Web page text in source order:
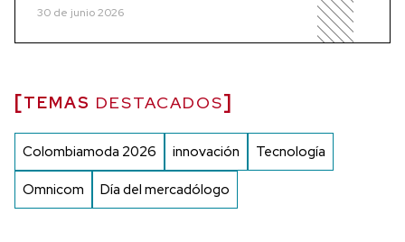
30 de junio 2026
TEMAS DESTACADOS
Colombiamoda 2026 innovación Tecnología
Omnicom Día del mercadólogo